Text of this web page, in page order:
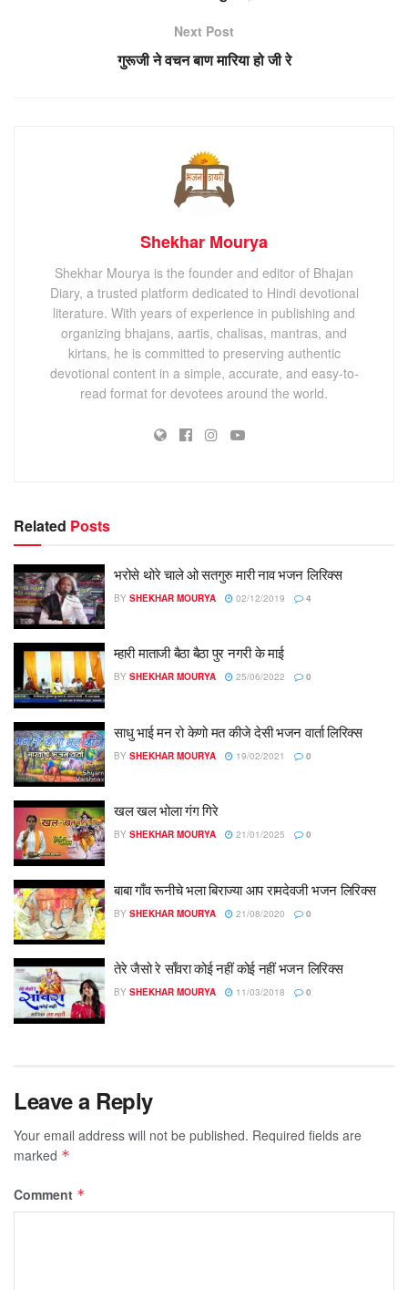
Next Post
गुरूजी ने वचन बाण मारिया हो जी रे
Shekhar Mourya
Shekhar Mourya is the founder and editor of Bhajan
Diary, a trusted platform dedicated to Hindi devotional
literature. With years of experience in publishing and
organizing bhajans, aartis, chalisas, mantras, and
kirtans, he is committed to preserving authentic
devotional content in a simple, accurate, and easy-to-
read format for devotees around the world.
Related Posts
भरोसे थोरे चाले ओ सतगुरु मारी नाव भजन लिरिक्स
BY SHEKHAR MOURYA 02/12/2019 4
म्हारी माताजी बैठा बैठा पुर नगरी के माई
BY SHEKHAR MOURYA 25/06/2022 0
साधु भाई मन रो केणो मत कीजे देसी भजन वार्ता लिरिक्स
BY SHEKHAR MOURYA 19/02/2021 0
खल खल भोला गंग गिरे
BY SHEKHAR MOURYA 21/01/2025 0
बाबा गाँव रूनीचे भला बिराज्या आप रामदेवजी भजन लिरिक्स
BY SHEKHAR MOURYA 21/08/2020 0
तेरे जैसो रे साँवरा कोई नहीं कोई नहीं भजन लिरिक्स
BY SHEKHAR MOURYA 11/03/2018 0
Leave a Reply
Your email address will not be published. Required fields are
marked *
Comment *